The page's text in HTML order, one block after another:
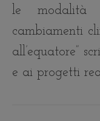
le modalità
cambiamenti
all’equatore”
e ai progetti